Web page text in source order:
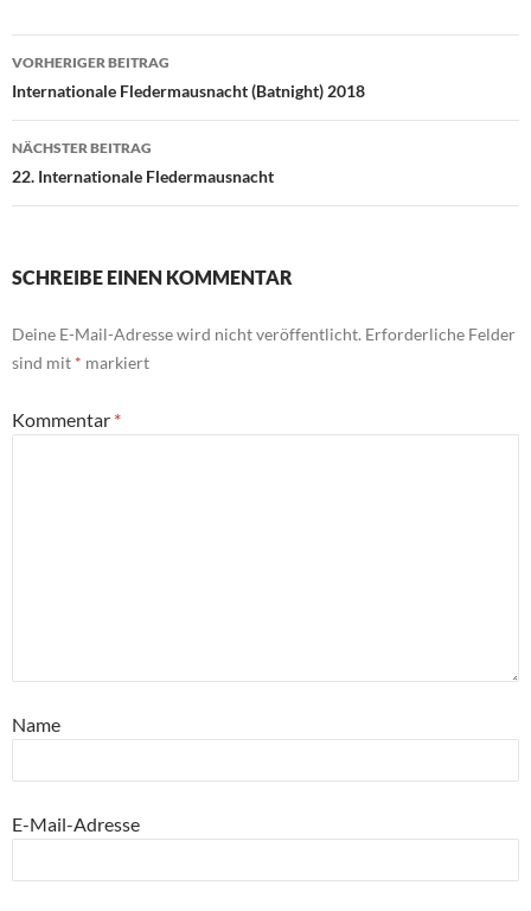
Beitrags-
Navigation
VORHERIGER BEITRAG
Internationale Fledermausnacht (Batnight) 2018
NÄCHSTER BEITRAG
22. Internationale Fledermausnacht
SCHREIBE EINEN KOMMENTAR
Deine E-Mail-Adresse wird nicht veröffentlicht. Erforderliche Felder
sind mit * markiert
Kommentar *
Name
E-Mail-Adresse